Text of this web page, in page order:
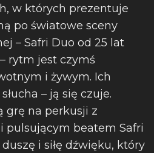
w których prezentuje
po światowe sceny
– Safri Duo od 25 lat
rytm jest czymś
i żywym. Ich
– ją się czuje.
grę na perkusji z
pulsującym beatem Safri
i siłę dźwięku, który